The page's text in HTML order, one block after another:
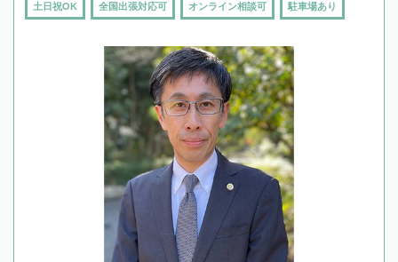
土日祝OK 全国出張対応可 オンライン相談可 駐車場あり